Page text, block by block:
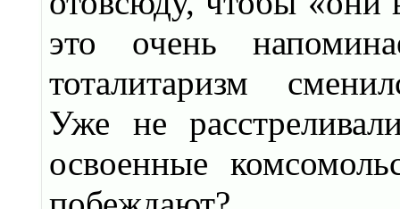
это очень
тоталитаризм
Уже не
освоенные